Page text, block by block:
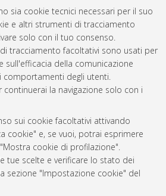
sia cookie tecnici necessari per il suo
e altri strumenti di tracciamento
solo con il tuo consenso.
tracciamento facoltativi sono usati per
sull'efficacia della comunicazione
comportamenti degli utenti.
la navigazione solo con i
sui cookie facoltativi attivando
cookie" e, se vuoi, potrai esprimere
cookie di profilazione".
tue scelte e verificare lo stato dei
sezione "Impostazione cookie" del
e gestito da AlmaDL